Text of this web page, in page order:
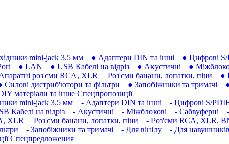
mini-jack 3.5 мм ● Адаптери DIN та інші ● Цифрові S/
● LAN ● USB Кабелі на відріз ● Акустичні ●
роз'єми RCA, XLR Роз'єми банани, лопатки, піни ●
Силові дистриб'ютори та фільтри ● Запобіжники та тримачі
матеріали та інше Спецпропозиції
mini-jack 3.5 мм - Адаптери DIN та інші - Цифрові S/
Кабелі на відріз - Акустичні - Міжблокові - Сабвуферні
XLR Роз'єми банани, лопатки, піни - Роз'єми RCA, XLR,
- Запобіжники та тримачі - Для вінілу - Для навушників‎
Спецпредложения